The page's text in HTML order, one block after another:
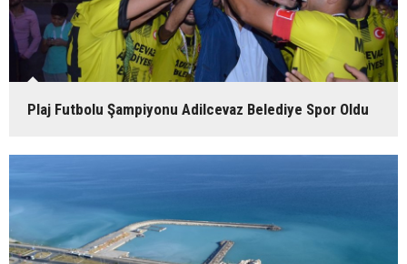
Plaj Futbolu Şampiyonu Adilcevaz Belediye Spor Oldu